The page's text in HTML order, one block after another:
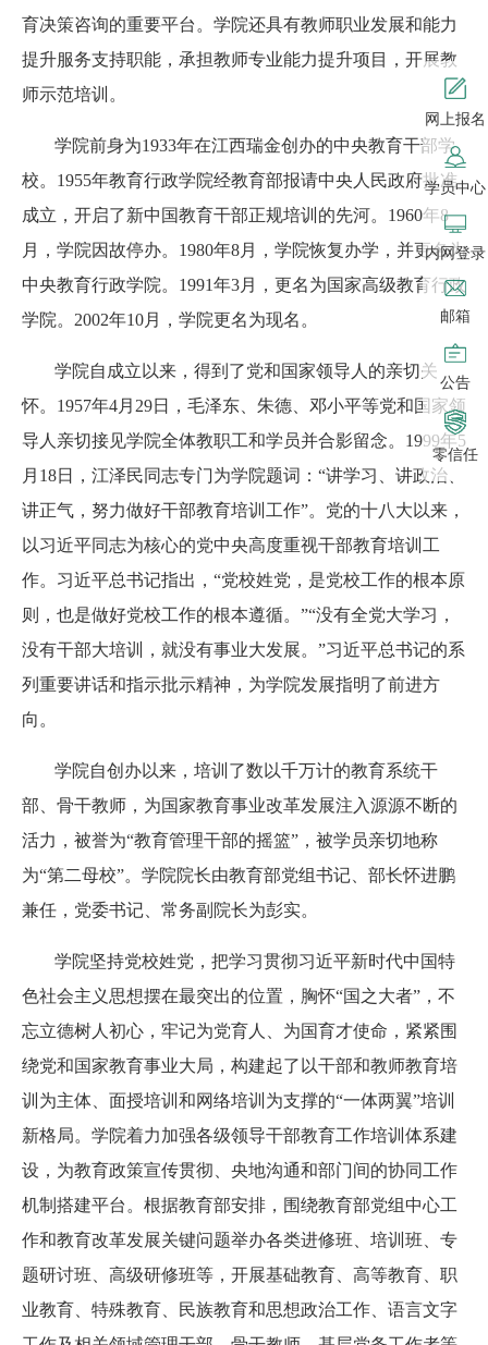
网上报名
学员中心
内网登录
邮箱
公告
零信任
育决策咨询的重要平台。学院还具有教师职业发展和能力
提升服务支持职能，承担教师专业能力提升项目，开展教
师示范培训。
学院前身为1933年在江西瑞金创办的中央教育干部学
校。 1955年教育行政学院经教育部报请中央人民政府批准
成立，开启了新中国教育干部正规培训的先河。 1960年8
月，学院因故停办。 1980年8月，学院恢复办学，并更名为
中央教育行政学院。 1991年3月，更名为国家高级教育行政
学院。 2002年10月，学院更名为现名。
学院自成立以来，得到了党和国家领导人的亲切关
怀。 1957年4月 29日，毛泽东、朱德、邓小平等党和国家领
导人亲切接见学院全体教职工和学员并合影留念。 1999年5
月 18日，江泽民同志专门为学院题词： “讲学习、讲政治、
讲正气，努力做好干部教育培训工作”。党的十八大以来，
以习近平同志为核心的党中央高度重视干部教育培训工
作。习近平总书记指出， “党校姓党，是党校工作的根本原
则，也是做好党校工作的根本遵循。 ”“没有全党大学习，
没有干部大培训，就没有事业大发展。 ”习近平总书记的系
列重要讲话和指示批示精神，为学院发展指明了前进方
向。
学院自创办以来，培训了数以千万计的教育系统干
部、骨干教师，为国家教育事业改革发展注入源源不断的
活力，被誉为“教育管理干部的摇篮” ，被学员亲切地称
为“第二母校”。学院院长由教育部党组书记、部长怀进鹏
兼任，党委书记、常务副院长为彭实。
学院坚持党校姓党，把学习贯彻习近平新时代中国特
色社会主义思想摆在最突出的位置，胸怀“国之大者” ，不
忘立德树人初心，牢记为党育人、为国育才使命，紧紧围
绕党和国家教育事业大局，构建起了以干部和教师教育培
训为主体、面授培训和网络培训为支撑的“一体两翼”培训
新格局。学院着力加强各级领导干部教育工作培训体系建
设，为教育政策宣传贯彻、央地沟通和部门间的协同工作
机制搭建平台。根据教育部安排，围绕教育部党组中心工
作和教育改革发展关键问题举办各类进修班、培训班、专
题研讨班、高级研修班等，开展基础教育、高等教育、职
业教育、特殊教育、民族教育和思想政治工作
语言文字